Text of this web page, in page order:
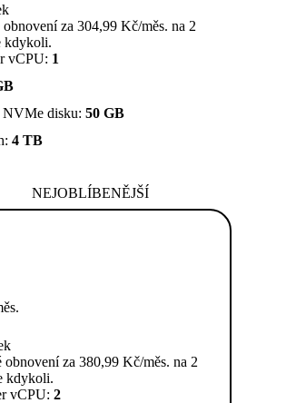
za 304,99 Kč/měs. na 2
kdykoli.
vCPU: 1
NVMe disku: 50 GB
4 TB
NEJOBLÍBENĚJŠÍ
obnovení za 380,99 Kč/měs. na 2
kdykoli.
vCPU: 2